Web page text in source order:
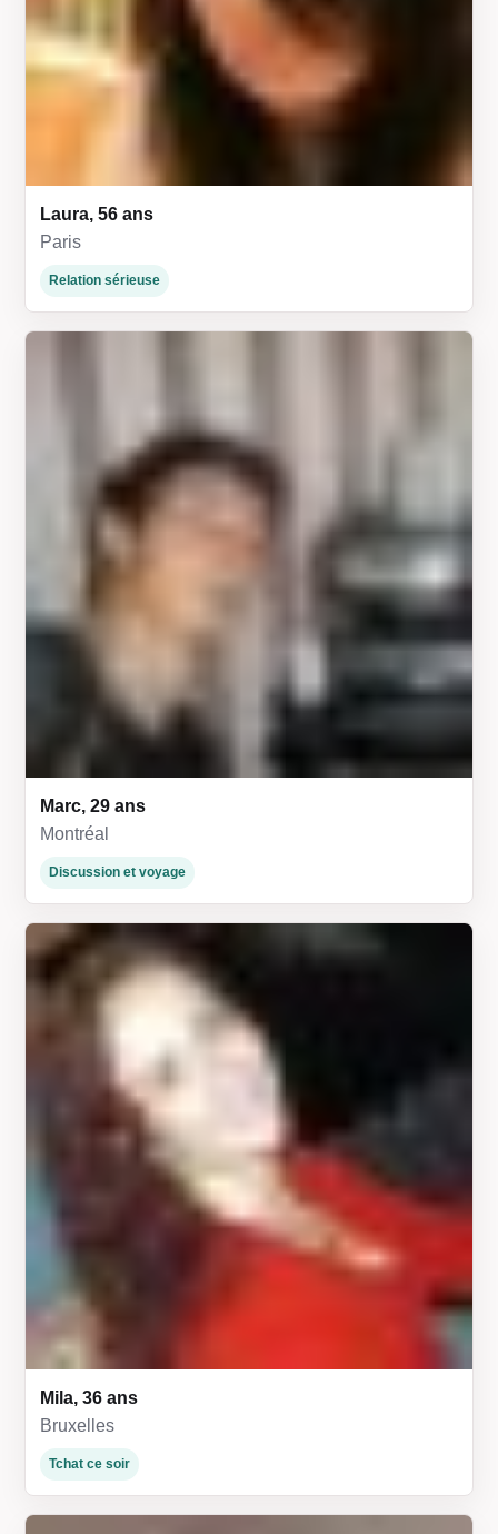
Laura, 56 ans
Paris
Relation sérieuse
Marc, 29 ans
Montréal
Discussion et voyage
Mila, 36 ans
Bruxelles
Tchat ce soir